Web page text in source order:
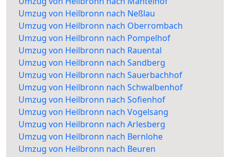
Umzug von Heilbronn nach Neßlau
Umzug von Heilbronn nach Oberrombach
Umzug von Heilbronn nach Pompelhof
Umzug von Heilbronn nach Rauental
Umzug von Heilbronn nach Sandberg
Umzug von Heilbronn nach Sauerbachhof
Umzug von Heilbronn nach Schwalbenhof
Umzug von Heilbronn nach Sofienhof
Umzug von Heilbronn nach Vogelsang
Umzug von Heilbronn nach Arlesberg
Umzug von Heilbronn nach Bernlohe
Umzug von Heilbronn nach Beuren